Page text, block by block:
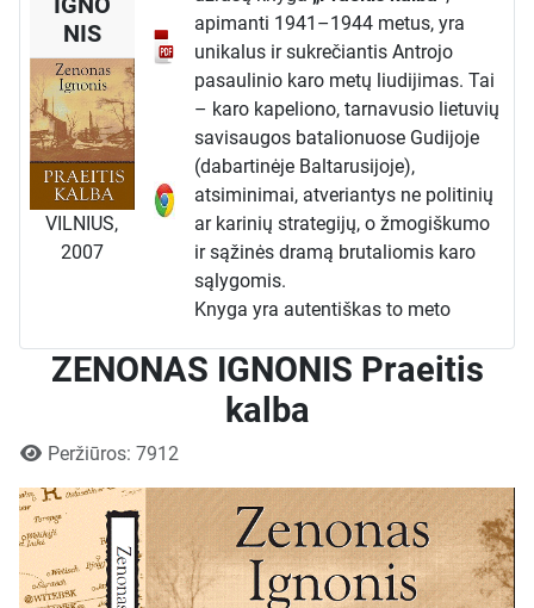
NIS
VILNIUS,
2007
apimanti 1941–1944 metus, yra
unikalus ir sukrečiantis Antrojo
pasaulinio karo metų liudijimas. Tai
– karo kapeliono, tarnavusio lietuvių
savisaugos batalionuose Gudijoje
(dabartinėje Baltarusijoje),
atsiminimai, atveriantys ne politinių
ar karinių strategijų, o žmogiškumo
ir sąžinės dramą brutaliomis karo
sąlygomis.
Knyga yra autentiškas to meto
rašyto dienoraščio. Autorius,
vedamas stipraus pareigos jausmo
ir tikėjimo, pasiryžo tapti karo
Gudijos tikintiesiems, nacių valdžiai
griežtai draudus kunigams vykti į šį
kraštą civiliniais reikalais.
Dienoraštyje atsiskleidžia sudėtinga
ZENONAS IGNONIS Praeitis
kalba
Išsami informacija
Peržiūros: 7912